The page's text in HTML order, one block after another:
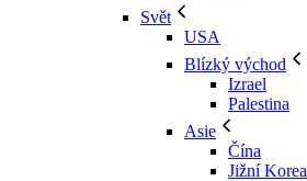
Svět
USA
Blízký východ
Izrael
Palestina
Asie
Čína
Jižní Korea